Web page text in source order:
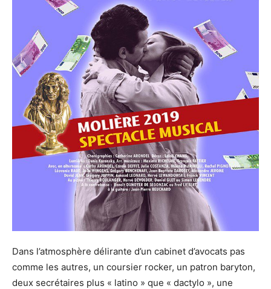
Dans l’atmosphère délirante d’un cabinet d’avocats pas
comme les autres, un coursier rocker, un patron baryton,
deux secrétaires plus « latino » que « dactylo », une